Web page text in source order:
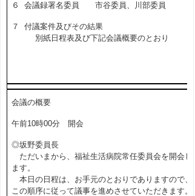
６ 会議録署名委員 市谷委員、川部委員
７ 付議案件及びその結果
別紙日程表及び下記会議概要のとおり
会議の概要
午前10時00分 開会
◎坂野委員長
ただいまから、福祉生活病院常任委員会を開会し
ます。
本日の日程は、お手元のとおりでありますので、
この順序に従って議事を進めさせていただきます。